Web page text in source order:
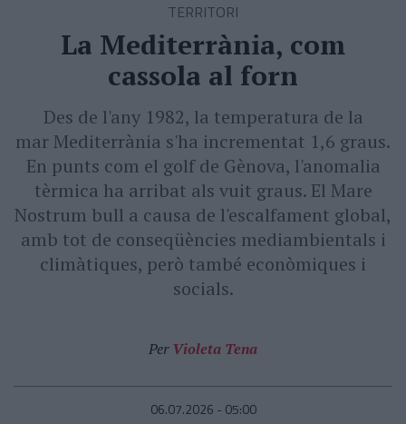
TERRITORI
La Mediterrània, com
cassola al forn
Des de l'any 1982, la temperatura de la
mar Mediterrània s'ha incrementat 1,6 graus.
En punts com el golf de Gènova, l'anomalia
tèrmica ha arribat als vuit graus. El Mare
Nostrum bull a causa de l'escalfament global,
amb tot de conseqüències mediambientals i
climàtiques, però també econòmiques i
socials.
Per Violeta Tena
06.07.2026 - 05:00